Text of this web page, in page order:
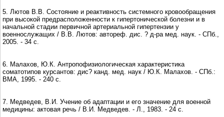
5. Лютов В.В. Состояние и реактивность системного кровообращения
при высокой предрасположенности к гипертонической болезни и в
начальной стадии первичной артериальной гипертензии у
военнослужащих / В.В. Лютов: автореф. дис. ? д-ра мед. наук. - СПб.,
2005. - 34 с.
6. Малахов, Ю.К. Антропофизиологическая характеристика
соматотипов курсантов: дис? канд. мед. наук / Ю.К. Малахов. - СПб.:
ВМА, 1995. - 240 с.
7. Медведев, В.И. Учение об адаптации и его значение для военной
медицины: актовая речь / В.И. Медведев. - Л., 1983. - 24 с.